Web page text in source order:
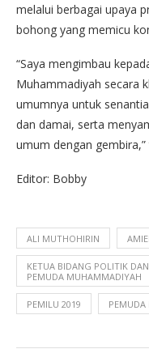
melalui berbagai upaya
bohong yang memicu
“Saya mengimbau
Muhammadiyah secara
umumnya untuk
dan damai, serta
umum dengan
Editor: Bobby
ALI MUTHOHIRIN
KETUA BIDANG POLITIK
PEMUDA MUHAMMADIYAH
PEMILU 2019